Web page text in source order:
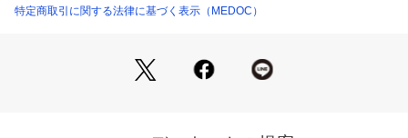
■Brand Concept
の高いアイテムを展開。ブラックラインのAga Blackや、日本
の生地産地メーカーと取り組んだハイクラスラインaga＋を展
商品番号：4150000022737 （モール）
特定商取引に関する法律に基づく表示（MEDOC）